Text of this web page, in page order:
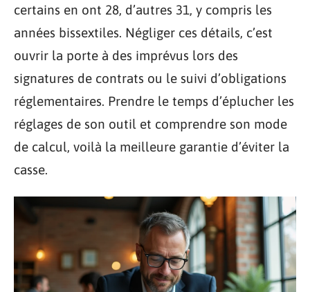
certains en ont 28, d’autres 31, y compris les
années bissextiles. Négliger ces détails, c’est
ouvrir la porte à des imprévus lors des
signatures de contrats ou le suivi d’obligations
réglementaires. Prendre le temps d’éplucher les
réglages de son outil et comprendre son mode
de calcul, voilà la meilleure garantie d’éviter la
casse.